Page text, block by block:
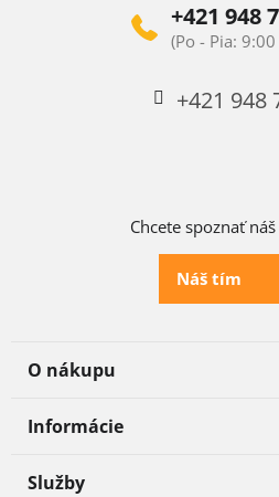
+421 948
+421 948
Chcete spoznať
Náš tím
O nákupu
Informácie
Služby